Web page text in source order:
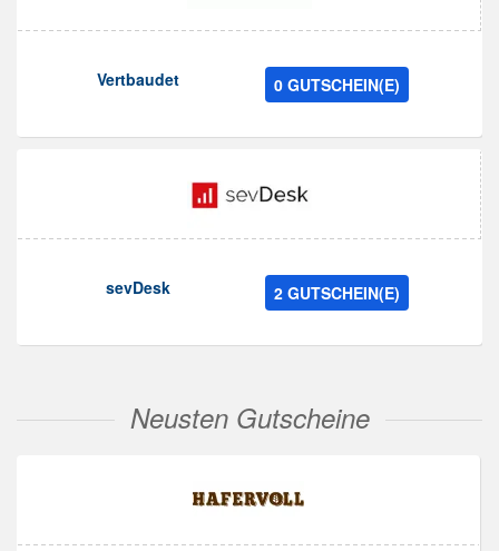
Vertbaudet 0 GUTSCHEIN(E)
sevDesk 2 GUTSCHEIN(E)
Neusten Gutscheine